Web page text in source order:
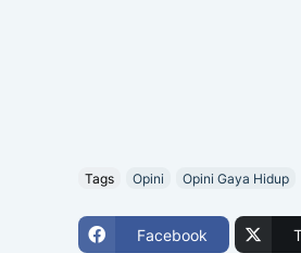
Tags Opini Opini Gaya Hidup
Facebook